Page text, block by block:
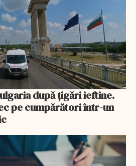
după țigări ieftine.
pe cumpărători într-un